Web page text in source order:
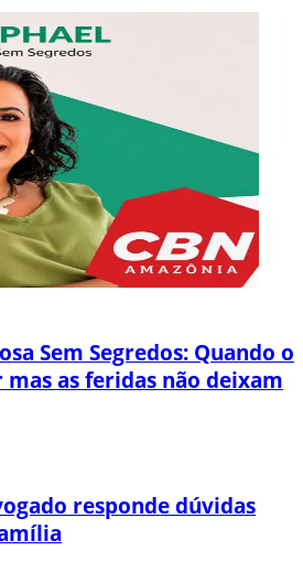
Sem Segredos: Quando o
as feridas não deixam
responde dúvidas